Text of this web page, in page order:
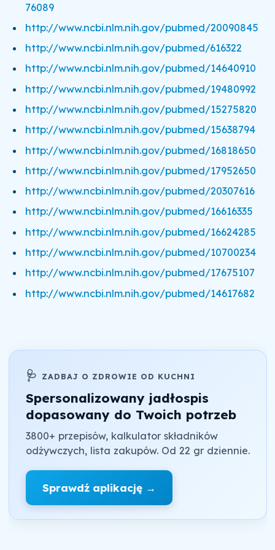
76089
http://www.ncbi.nlm.nih.gov/pubmed/20090845
http://www.ncbi.nlm.nih.gov/pubmed/616322
http://www.ncbi.nlm.nih.gov/pubmed/14640910
http://www.ncbi.nlm.nih.gov/pubmed/19480992
http://www.ncbi.nlm.nih.gov/pubmed/15275820
http://www.ncbi.nlm.nih.gov/pubmed/15638794
http://www.ncbi.nlm.nih.gov/pubmed/16818650
http://www.ncbi.nlm.nih.gov/pubmed/17952650
http://www.ncbi.nlm.nih.gov/pubmed/20307616
http://www.ncbi.nlm.nih.gov/pubmed/16616335
http://www.ncbi.nlm.nih.gov/pubmed/16624285
http://www.ncbi.nlm.nih.gov/pubmed/10700234
http://www.ncbi.nlm.nih.gov/pubmed/17675107
http://www.ncbi.nlm.nih.gov/pubmed/14617682
🩺 ZADBAJ O ZDROWIE OD KUCHNI
Spersonalizowany jadłospis
dopasowany do Twoich potrzeb
3800+ przepisów, kalkulator składników
odżywczych, lista zakupów. Od 22 gr dziennie.
Sprawdź aplikację →